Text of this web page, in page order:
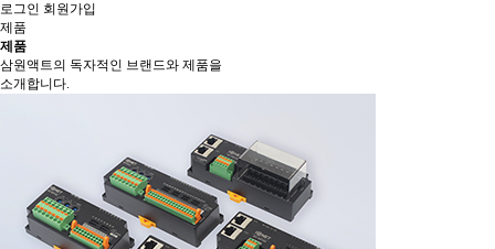
로그인 회원가입
제품
제품
삼원액트의 독자적인 브랜드와 제품을
소개합니다.